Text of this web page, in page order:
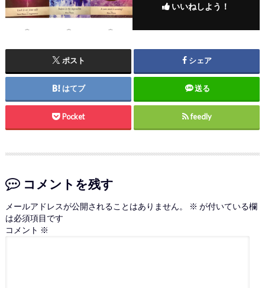
いいねしよう！
ポスト シェア
はてブ 送る
Pocket feedly
コメントを残す
メールアドレスが公開されることはありません。 ※ が付いている欄
は必須項目です
コメント ※